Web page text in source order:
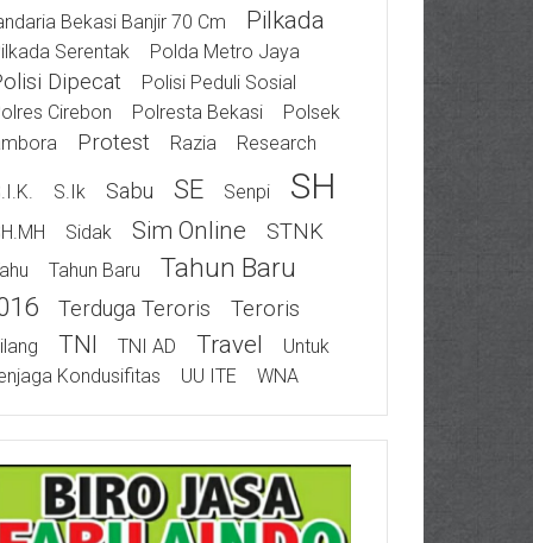
Bekasi Banjir 70 Cm
Pilkada
Serentak Polda Metro Jaya
Dipecat
Polisi Peduli Sosial
Cirebon
Polresta Bekasi
Polsek
Protest Razia Research
S.Ik Sabu SE Senpi SH
Sidak Sim Online STNK
Tahun Baru
Tahun Baru
Terduga Teroris Teroris
TNI TNI AD Travel
Untuk
Kondusifitas
UU ITE WNA